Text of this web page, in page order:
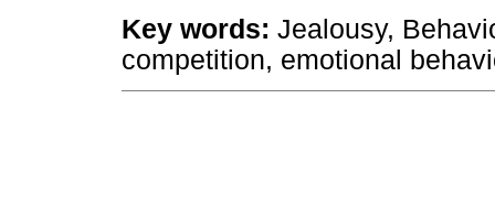
Key words: Jealousy,
competition, emotional